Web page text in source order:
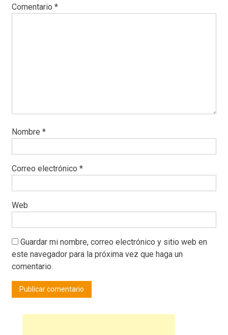
Comentario *
Nombre *
Correo electrónico *
Web
Guardar mi nombre, correo electrónico y sitio web en
este navegador para la próxima vez que haga un
comentario.